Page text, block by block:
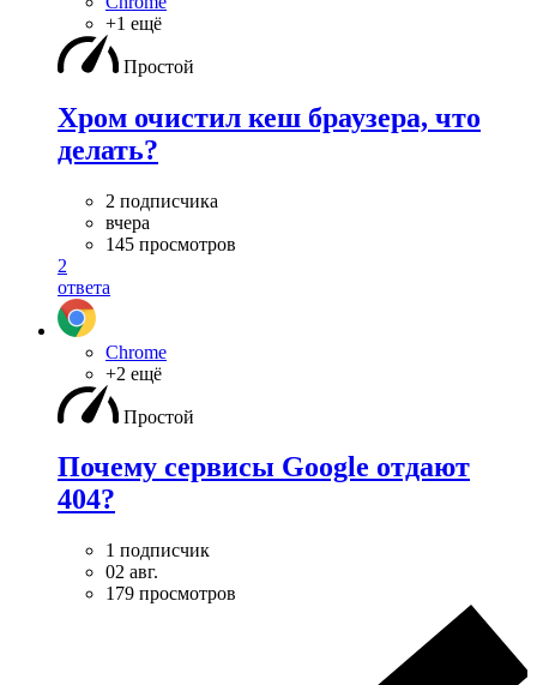
+1 ещё
Простой
Хром очистил кеш браузера, что
делать?
2 подписчика
вчера
145 просмотров
2
ответа
Chrome
+2 ещё
Простой
Почему сервисы Google отдают
404?
1 подписчик
02 авг.
179 просмотров